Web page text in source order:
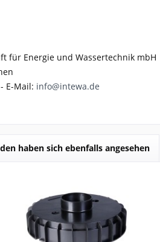
für Energie und Wassertechnik mbH
E-Mail: info@intewa.de
haben sich ebenfalls angesehen